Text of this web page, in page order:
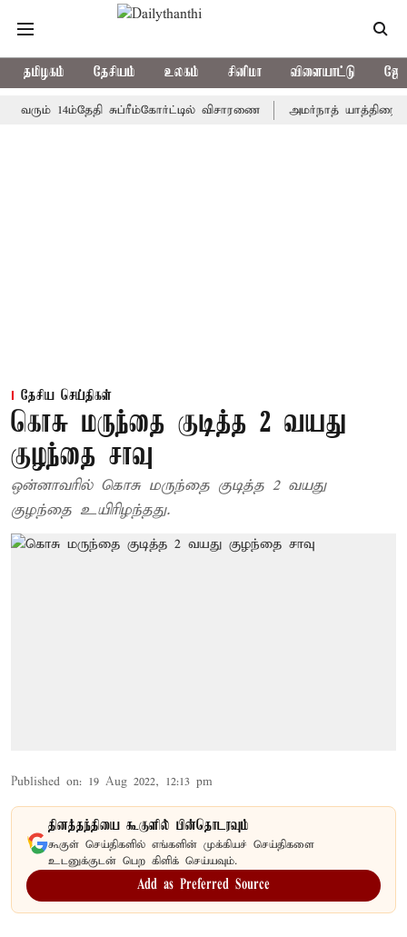
தமிழகம் தேசியம் உலகம் சினிமா விளையாட்டு
14ம்தேதி சுப்ரீம்கோர்ட்டில் விசாரணை அமர்நாத் யாத்திரை
தேசிய செய்திகள்
கொசு மருந்தை குடித்த 2 வயது
குழந்தை சாவு
ஒன்னாவரில் கொசு மருந்தை குடித்த 2 வயது
குழந்தை உயிரிழந்தது.
Published on: 19 Aug 2022, 12:13 pm
தினத்தந்தியை கூகுளில் பின்தொடரவும்
கூகுள் செய்திகளில் எங்களின் முக்கியச் செய்திகளை
உடனுக்குடன் பெற கிளிக் செய்யவும்.
Add as Preferred Source